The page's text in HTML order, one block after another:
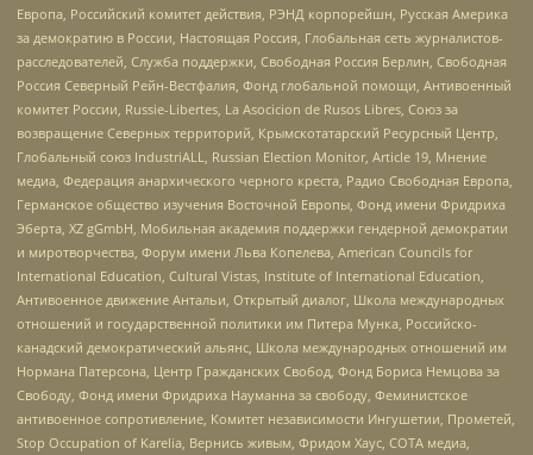
Европа, Российский комитет действия, РЭНД корпорейшн, Русская Америка
за демократию в России, Настоящая Россия, Глобальная сеть журналистов-
расследователей, Служба поддержки, Свободная Россия Берлин, Свободная
Россия Северный Рейн-Вестфалия, Фонд глобальной помощи, Антивоенный
комитет России, Russie-Libertes, La Asocicion de Rusos Libres, Союз за
возвращение Северных территорий, Крымскотатарский Ресурсный Центр,
Глобальный союз IndustriALL, Russian Election Monitor, Article 19, Мнение
медиа, Федерация анархического черного креста, Радио Свободная Европа,
Германское общество изучения Восточной Европы, Фонд имени Фридриха
Эберта, XZ gGmbH, Мобильная академия поддержки гендерной демократии
и миротворчества, Форум имени Льва Копелева, American Councils for
International Education, Cultural Vistas, Institute of International Education,
Антивоенное движение Антальи, Открытый диалог, Школа международных
отношений и государственной политики им Питера Мунка, Российско-
канадский демократический альянс, Школа международных отношений им
Нормана Патерсона, Центр Гражданских Свобод, Фонд Бориса Немцова за
Свободу, Фонд имени Фридриха Науманна за свободу, Феминистское
антивоенное сопротивление, Комитет независимости Ингушетии, Прометей,
Stop Occupation of Karelia, Вернись живым, Фридом Хаус, СОТА медиа,